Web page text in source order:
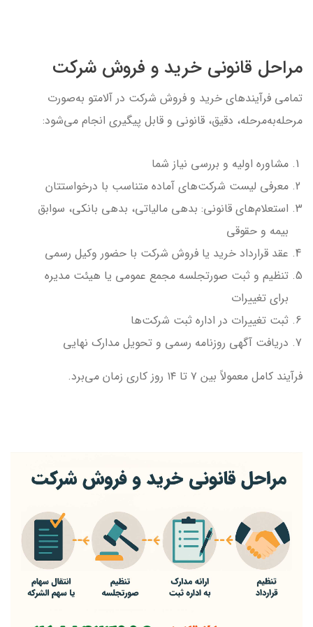
مراحل قانونی خرید و فروش شرکت
تمامی فرآیندهای خرید و فروش شرکت در آلامتو به‌صورت
مرحله‌به‌مرحله، دقیق، قانونی و قابل پیگیری انجام می‌شود:
مشاوره اولیه و بررسی نیاز شما
معرفی لیست شرکت‌های آماده متناسب با درخواستتان
استعلام‌های قانونی: بدهی مالیاتی، بدهی بانکی، سوابق
بیمه و حقوقی
عقد قرارداد خرید یا فروش شرکت با حضور وکیل رسمی
تنظیم و ثبت صورتجلسه مجمع عمومی یا هیئت مدیره
برای تغییرات
ثبت تغییرات در اداره ثبت شرکت‌ها
دریافت آگهی روزنامه رسمی و تحویل مدارک نهایی
فرآیند کامل معمولاً بین ۷ تا ۱۴ روز کاری زمان می‌برد.